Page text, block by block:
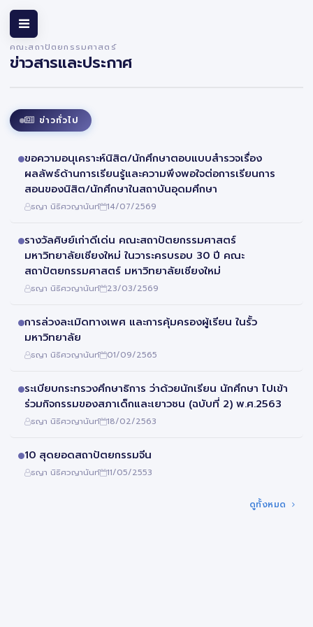
คณะสถาปัตยกรรมศาสตร์
ข่าวสารและประกาศ
ข่าวทั่วไป
ขอความอนุเคราะห์นิสิต/นักศึกษาตอบแบบสำรวจเรื่อง
ผลลัพธ์ด้านการเรียนรู้และความพึงพอใจต่อการเรียนการ
สอนของนิสิต/นักศึกษาในสถาบันอุดมศึกษา
ธญา นิธิศวญานันท์ 14/07/2569
รางวัลศิษย์เก่าดีเด่น คณะสถาปัตยกรรมศาสตร์
มหาวิทยาลัยเชียงใหม่ ในวาระครบรอบ 30 ปี คณะ
สถาปัตยกรรมศาสตร์ มหาวิทยาลัยเชียงใหม่
ธญา นิธิศวญานันท์ 23/03/2569
การล่วงละเมิดทางเพศ และการคุ้มครองผู้เรียน ในรั้ว
มหาวิทยาลัย
ธญา นิธิศวญานันท์ 01/09/2565
ระเบียบกระทรวงศึกษาธิการ ว่าด้วยนักเรียน นักศึกษา ไปเข้า
ร่วมกิจกรรมของสภาเด็กและเยาวชน (ฉบับที่ 2) พ.ศ.2563
ธญา นิธิศวญานันท์ 18/02/2563
10 สุดยอดสถาปัตยกรรมจีน
ธญา นิธิศวญานันท์ 11/05/2553
ดูทั้งหมด